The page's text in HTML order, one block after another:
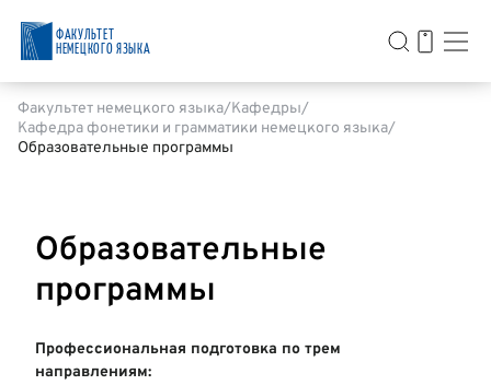
ФАКУЛЬТЕТ
НЕМЕЦКОГО ЯЗЫКА
Факультет немецкого языка Кафедры
Кафедра фонетики и грамматики немецкого языка
Образовательные программы
Образовательные
программы
Профессиональная подготовка по трем
направлениям: